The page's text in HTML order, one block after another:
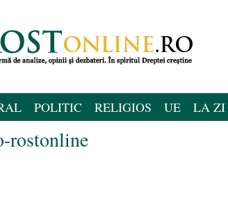
POLITIC RELIGIOS UE LA ZI
rostonline